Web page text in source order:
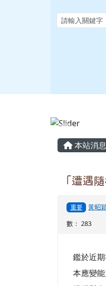
花蓮縣大
主內容
本站消息
「遭遇
重要 黃昭
數： 283
鑑於近
本應變
頁尾區域